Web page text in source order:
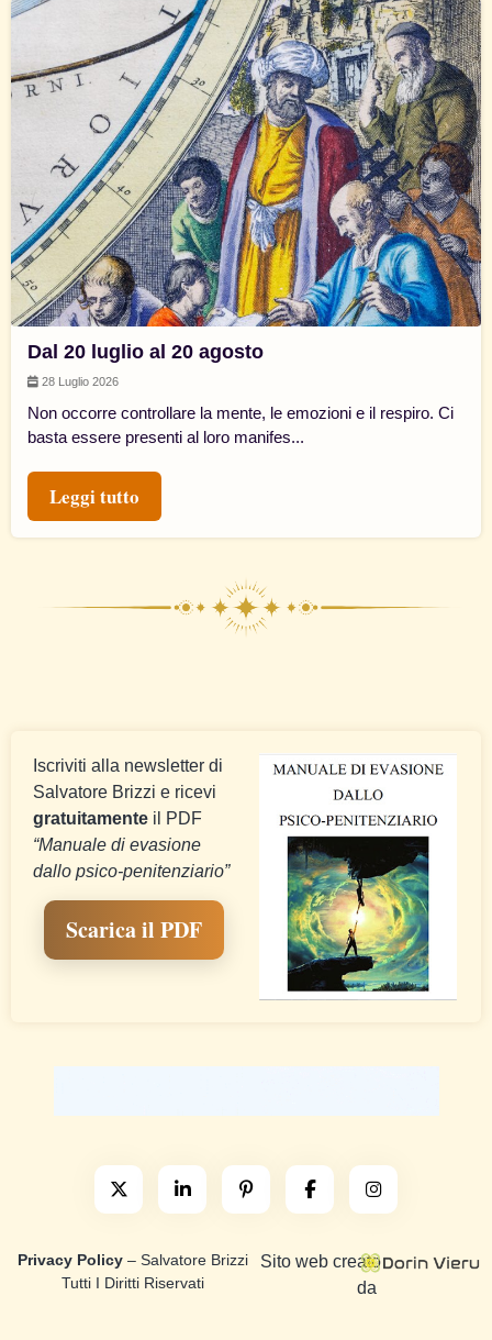
Dal 20 luglio al 20 agosto
28 Luglio 2026
Non occorre controllare la mente, le emozioni e il respiro. Ci
basta essere presenti al loro manifes...
Leggi tutto
Iscriviti alla newsletter di
Salvatore Brizzi e ricevi
gratuitamente il PDF
“Manuale di evasione
dallo psico-penitenziario”
Scarica il PDF
Privacy Policy– Salvatore Brizzi
Tutti I Diritti Riservati
Sito web creato
da